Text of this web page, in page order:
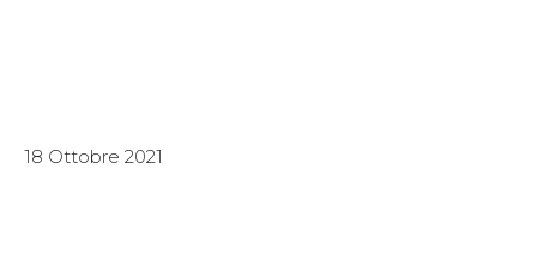
18 Ottobre 2021